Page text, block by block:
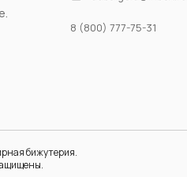
8 (800) 777-75-31
бижутерия.